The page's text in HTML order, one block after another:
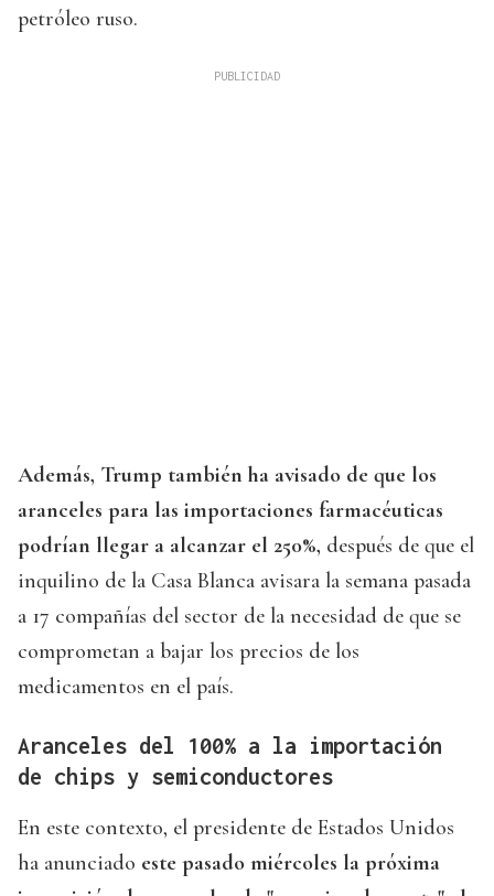
petróleo ruso.
Además, Trump también ha avisado de que los
aranceles para las importaciones farmacéuticas
podrían llegar a alcanzar el 250%, después de que el
inquilino de la Casa Blanca avisara la semana pasada
a 17 compañías del sector de la necesidad de que se
comprometan a bajar los precios de los
medicamentos en el país.
Aranceles del 100% a la importación
de chips y semiconductores
En este contexto, el presidente de Estados Unidos
ha anunciado este pasado miércoles la próxima